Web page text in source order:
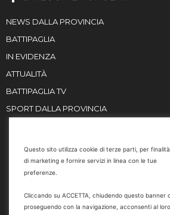
NEWS DALLA PROVINCIA
BATTIPAGLIA
IN EVIDENZA
ATTUALITÀ
BATTIPAGLIA TV
SPORT DALLA PROVINCIA
Email
marketing@battipaglia1929.it
Questo sito utilizza cookie di terze parti, per finalità
di marketing e fornire servizi in linea con le tue
preferenze.
Cliccando su ACCETTA, chiudendo questo banner
proseguendo con la navigazione, acconsenti al loro